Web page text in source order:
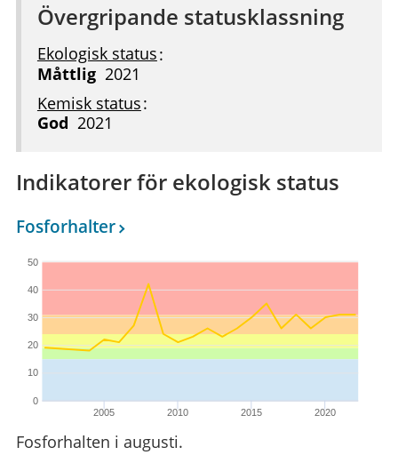
Övergripande statusklassning
Ekologisk status
Måttlig 2021
Kemisk status
God 2021
Indikatorer för ekologisk status
2005 2010 2015 2020
0
10
20
30
40
50
Fosforhalter
Fosforhalten i augusti.